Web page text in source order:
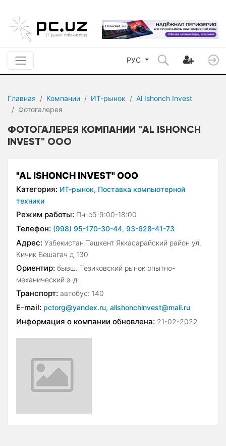
РУС
Главная Компании ИТ-рынок
Al Ishonch Invest
Фотогалерея
ФОТОГАЛЕРЕЯ КОМПАНИИ "AL ISHONCH
INVEST" ООО
"AL ISHONCH INVEST" ООО
Категория: ИТ-рынок, Поставка компьютерной
техники
Режим работы: Пн-сб-9:00-18:00
Телефон: (998) 95-170-30-44, 93-628-41-73
Адрес: Узбекистан Ташкент Яккасарайский район ул.
Кичик Бешагач д 130
Ориентир: бывш. Тезиковский рынок опытно-
механический з-д
Транспорт: автобус: 140
E-mail: pctorg@yandex.ru, alishonchinvest@mail.ru
Информация о компании обновлена: 21-02-2022